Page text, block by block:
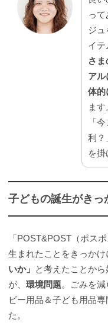
っ
ジ
イテ
さ
ア
体的
ます
「
利？
を掛
子どもの誕生がきっ
「POST&POST（ポス
生まれたことをきっかけ
いか」 と考えたことか
が、 環境問題。ごみを
ビー用品＆子ども用品
た。